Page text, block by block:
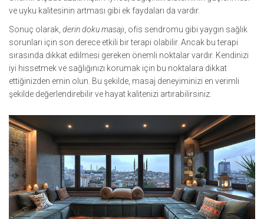
ve uyku kalitesinin artması gibi ek faydaları da vardır.
Sonuç olarak, derin doku masajı, ofis sendromu gibi yaygın sağlık
sorunları için son derece etkili bir terapi olabilir. Ancak bu terapi
sırasında dikkat edilmesi gereken önemli noktalar vardır. Kendinizi
iyi hissetmek ve sağlığınızı korumak için bu noktalara dikkat
ettiğinizden emin olun. Bu şekilde, masaj deneyiminizi en verimli
şekilde değerlendirebilir ve hayat kalitenizi artırabilirsiniz.